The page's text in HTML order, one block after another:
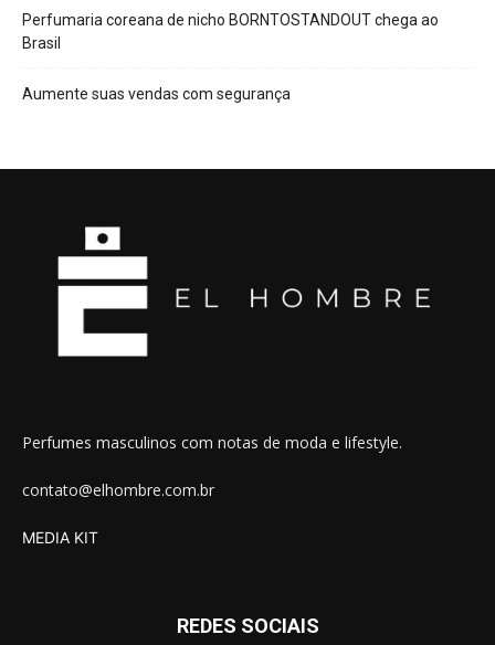
Perfumaria coreana de nicho BORNTOSTANDOUT chega ao
Brasil
Aumente suas vendas com segurança
Perfumes masculinos com notas de moda e lifestyle.
contato@elhombre.com.br
MEDIA KIT
REDES SOCIAIS